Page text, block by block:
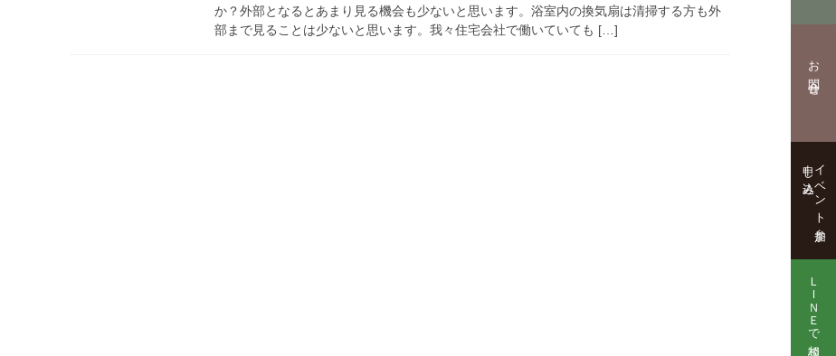
か？外部となるとあまり見る機会も少ないと思います。浴室内の換気扇は清掃する方も外
部まで見ることは少ないと思います。我々住宅会社で働いていても […]
お問合せ
イベント参加
申し込み
ＬＩＮＥで相談